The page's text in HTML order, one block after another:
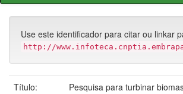
Use este identificador para citar ou linkar
http://
Título:
Pesquisa para turbinar